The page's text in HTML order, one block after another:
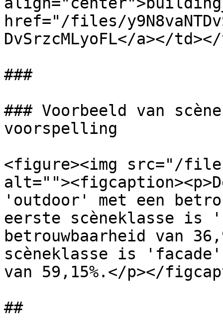
href="/files/
DvSrzcMLyoFL</a></
###
### Voorbeeld van
voorspelling
<figure><img src="/files/
'outdoor' met een
eerste scèneklasse is
betrouwbaarheid van
scèneklasse is 'facade'
van 59,15%.</p></
##